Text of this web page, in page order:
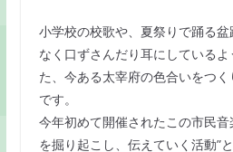
小学校の校歌や、夏祭りで踊る
なく口ずさんだり耳にしている
た、今ある太宰府の色合いをつ
です。
今年初めて開催されたこの市民音
を掘り起こし、伝えていく活動”